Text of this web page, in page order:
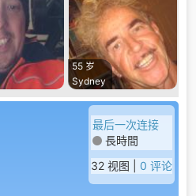
55 岁
Sydney
最后一次连接
長時間
32 视图 | 0 评论